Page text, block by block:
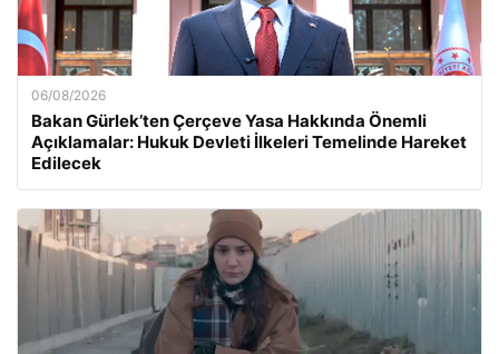
06/08/2026
Bakan Gürlek’ten Çerçeve Yasa Hakkında Önemli
Açıklamalar: Hukuk Devleti İlkeleri Temelinde Hareket
Edilecek